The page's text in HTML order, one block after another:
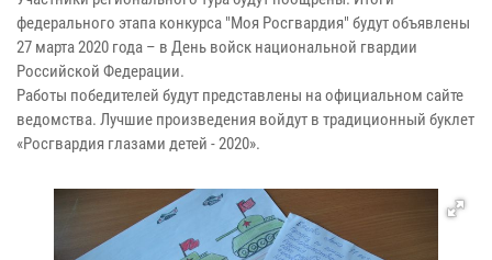
федерального этапа конкурса "Моя Росгвардия" будут объявлены
27 марта 2020 года – в День войск национальной гвардии
Российской Федерации.
Работы победителей будут представлены на официальном сайте
ведомства. Лучшие произведения войдут в традиционный буклет
«Росгвардия глазами детей - 2020».